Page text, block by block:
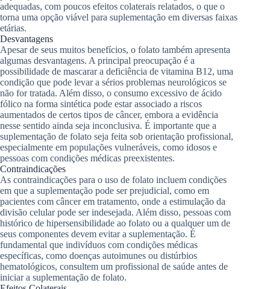
adequadas, com poucos efeitos colaterais relatados, o que o
torna uma opção viável para suplementação em diversas faixas
etárias.
Desvantagens
Apesar de seus muitos benefícios, o folato também apresenta
algumas desvantagens. A principal preocupação é a
possibilidade de mascarar a deficiência de vitamina B12, uma
condição que pode levar a sérios problemas neurológicos se
não for tratada. Além disso, o consumo excessivo de ácido
fólico na forma sintética pode estar associado a riscos
aumentados de certos tipos de câncer, embora a evidência
nesse sentido ainda seja inconclusiva. É importante que a
suplementação de folato seja feita sob orientação profissional,
especialmente em populações vulneráveis, como idosos e
pessoas com condições médicas preexistentes.
Contraindicações
As contraindicações para o uso de folato incluem condições
em que a suplementação pode ser prejudicial, como em
pacientes com câncer em tratamento, onde a estimulação da
divisão celular pode ser indesejada. Além disso, pessoas com
histórico de hipersensibilidade ao folato ou a qualquer um de
seus componentes devem evitar a suplementação. É
fundamental que indivíduos com condições médicas
específicas, como doenças autoimunes ou distúrbios
hematológicos, consultem um profissional de saúde antes de
iniciar a suplementação de folato.